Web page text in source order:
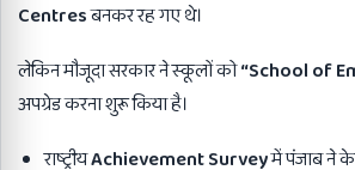
Centresबनकर रह गए थे।
लेकिन मौजूदा सरकार ने स्कूलों को“School of
अपग्रेड करना शुरू किया है।
राष्ट्रीयAchievement Surveyमें पंजाब ने